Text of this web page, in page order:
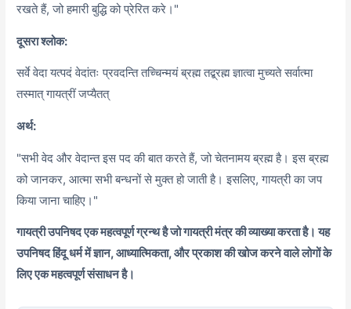
रखते हैं, जो हमारी बुद्धि को प्रेरित करे।"
दूसरा श्लोक:
सर्वे वेदा यत्पदं वेदांतः प्रवदन्ति तच्चिन्मयं ब्रह्म तद्ब्रह्म ज्ञात्वा मुच्यते सर्वात्मा
तस्मात् गायत्रीं जप्यैतत्
अर्थ:
"सभी वेद और वेदान्त इस पद की बात करते हैं, जो चेतनामय ब्रह्म है। इस ब्रह्म
को जानकर, आत्मा सभी बन्धनों से मुक्त हो जाती है। इसलिए, गायत्री का जप
किया जाना चाहिए।"
गायत्री उपनिषद एक महत्वपूर्ण ग्रन्थ है जो गायत्री मंत्र की व्याख्या करता है। यह
उपनिषद हिंदू धर्म में ज्ञान, आध्यात्मिकता, और प्रकाश की खोज करने वाले लोगों के
लिए एक महत्वपूर्ण संसाधन है।